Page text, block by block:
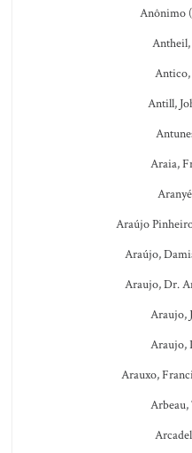
Anônimo
Antheil,
Antill,
Araia,
Araújo
Araújo,
Araujo, Dr.
Araujo,
Araujo,
Arauxo,